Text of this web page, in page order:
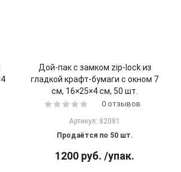
Дой-пак с замком zip-lock из
гладкой крафт-бумаги с окном 7
см, 16×25×4 cм, 50 шт.
0 отзывов
Артикул: 82081
Продаётся по 50 шт.
1200 руб. /упак.